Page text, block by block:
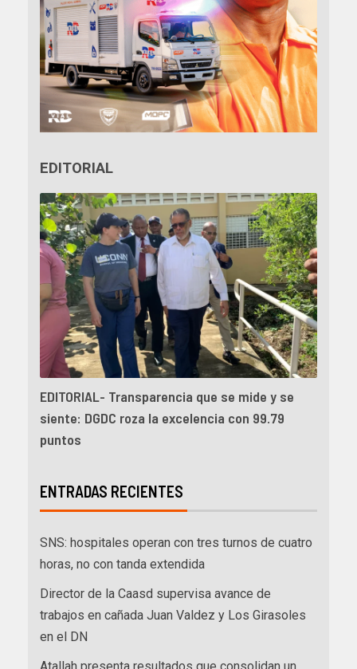
EDITORIAL
EDITORIAL- Transparencia que se mide y se
siente: DGDC roza la excelencia con 99.79
puntos
ENTRADAS RECIENTES
SNS: hospitales operan con tres turnos de cuatro
horas, no con tanda extendida
Director de la Caasd supervisa avance de
trabajos en cañada Juan Valdez y Los Girasoles
en el DN